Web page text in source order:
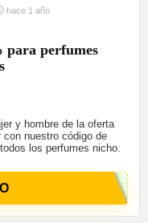
hace 1 año
para perfumes
y hombre de la oferta
nuestro código de
los perfumes nicho.